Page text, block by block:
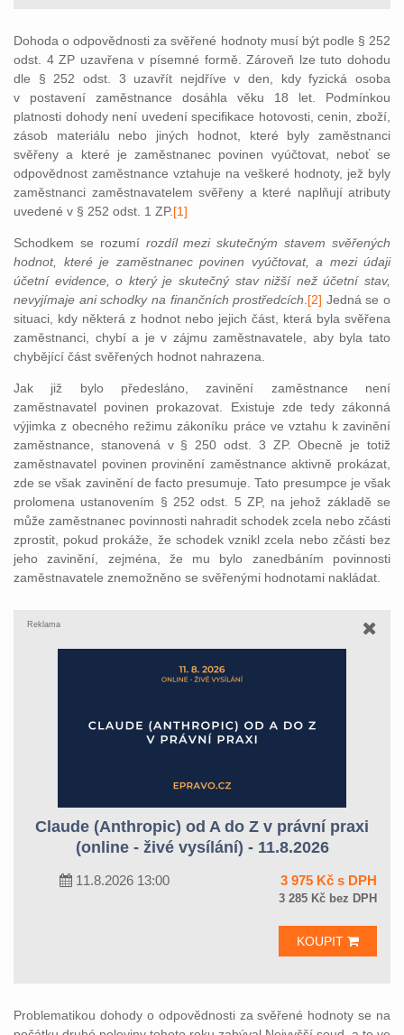
Dohoda o odpovědnosti za svěřené hodnoty musí být podle § 252
odst. 4 ZP uzavřena v písemné formě. Zároveň lze tuto dohodu
dle § 252 odst. 3 uzavřít nejdříve v den, kdy fyzická osoba
v postavení zaměstnance dosáhla věku 18 let. Podmínkou
platnosti dohody není uvedení specifikace hotovosti, cenin, zboží,
zásob materiálu nebo jiných hodnot, které byly zaměstnanci
svěřeny a které je zaměstnanec povinen vyúčtovat, neboť se
odpovědnost zaměstnance vztahuje na veškeré hodnoty, jež byly
zaměstnanci zaměstnavatelem svěřeny a které naplňují atributy
uvedené v § 252 odst. 1 ZP.[1]
Schodkem se rozumí rozdíl mezi skutečným stavem svěřených
hodnot, které je zaměstnanec povinen vyúčtovat, a mezi údaji
účetní evidence, o který je skutečný stav nižší než účetní stav,
nevyjímaje ani schodky na finančních prostředcích [2] Jedná se o
situaci, kdy některá z hodnot nebo jejich část, která byla svěřena
zaměstnanci, chybí a je v zájmu zaměstnavatele, aby byla tato
chybějící část svěřených hodnot nahrazena.
Jak již bylo předesláno, zavinění zaměstnance není
zaměstnavatel povinen prokazovat. Existuje zde tedy zákonná
výjimka z obecného režimu zákoníku práce ve vztahu k zavinění
zaměstnance, stanovená v § 250 odst. 3 ZP. Obecně je totiž
zaměstnavatel povinen provinění zaměstnance aktivně prokázat,
zde se však zavinění de facto presumuje. Tato presumpce je však
prolomena ustanovením § 252 odst. 5 ZP, na jehož základě se
může zaměstnanec povinnosti nahradit schodek zcela nebo zčásti
zprostit, pokud prokáže, že schodek vznikl zcela nebo zčásti bez
jeho zavinění, zejména, že mu bylo zanedbáním povinnosti
zaměstnavatele znemožněno se svěřenými hodnotami nakládat.
Reklama
Claude (Anthropic) od A do Z v právní praxi
(online - živé vysílání) - 11.8.2026
11.8.2026 13:00 3 975 Kč s DPH
3 285 Kč bez DPH
KOUPIT
Problematikou dohody o odpovědnosti za svěřené hodnoty se na